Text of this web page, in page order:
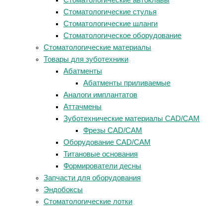
Стоматологические стулья
Стоматологические шланги
Стоматологическое оборудование
Стоматологические материалы
Товары для зуботехники
Абатменты
Абатменты приливаемые
Аналоги имплантатов
Аттачмены
Зуботехнические материалы CAD/CAM
Фрезы CAD/CAM
Оборудование CAD/CAM
Титановые основания
Формирователи десны
Запчасти для оборудования
Эндобоксы
Стоматологические лотки